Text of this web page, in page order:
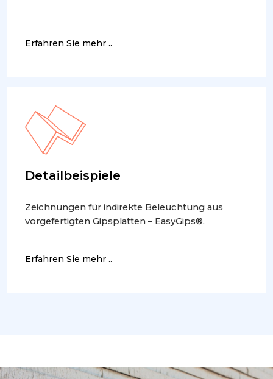
Erfahren Sie mehr ..
Detailbeispiele
Zeichnungen für indirekte Beleuchtung aus
vorgefertigten Gipsplatten – EasyGips®.
Erfahren Sie mehr ..